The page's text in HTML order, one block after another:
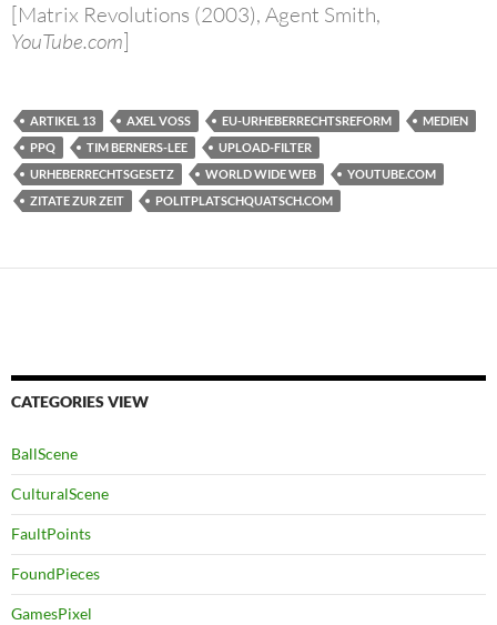
[Matrix Revolutions (2003), Agent Smith,
YouTube.com]
ARTIKEL 13 AXEL VOSS EU-URHEBERRECHTSREFORM
MEDIEN
PPQ
TIM BERNERS-LEE
UPLOAD-FILTER
URHEBERRECHTSGESETZ
WORLD WIDE WEB
YOUTUBE.COM
ZITATE ZUR ZEIT
POLITPLATSCHQUATSCH.COM
CATEGORIES VIEW
BallScene
CulturalScene
FaultPoints
FoundPieces
GamesPixel